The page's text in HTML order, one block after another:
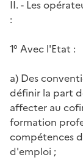
II. - Les
:
1° Avec l'Etat :
a) Des
définir la part
affecter au
formation
compétences
d'emploi ;